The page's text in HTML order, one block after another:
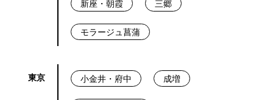
新座・朝霞 三郷
モラージュ菖蒲
東京 小金井・府中 成増